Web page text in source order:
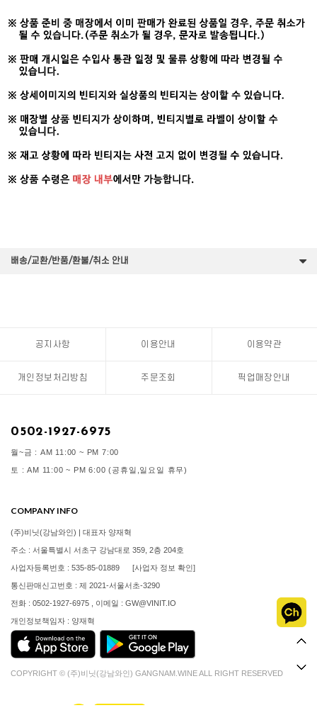
배송/교환/반품/환불/취소 안내
공지사항 이용안내 이용약관
개인정보처리방침 주문조회 픽업매장안내
0502-1927-6975
월~금 : AM 11:00 ~ PM 7:00
토 : AM 11:00 ~ PM 6:00 (공휴일,일요일 휴무)
COMPANY INFO
(주)비닛(강남와인) | 대표자 양재혁
주소 : 서울특별시 서초구 강남대로 359, 2층 204호
사업자등록번호 : 535-85-01889 [사업자 정보 확인]
통신판매신고번호 : 제 2021-서울서초-3290
전화 : 0502-1927-6975 , 이메일 : GW@VINIT.IO
개인정보책임자 : 양재혁
COPYRIGHT © (주)비닛(강남와인) GANGNAM.WINE ALL RIGHT RESERVED